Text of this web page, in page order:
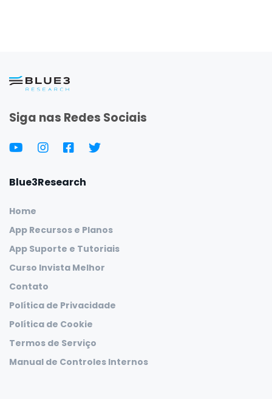
Siga nas Redes Sociais
Blue3Research
Home
App Recursos e Planos
App Suporte e Tutoriais
Curso Invista Melhor
Contato
Política de Privacidade
Política de Cookie
Termos de Serviço
Manual de Controles Internos